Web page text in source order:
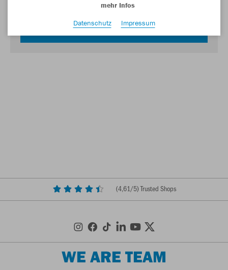
JETZT EINLOGGEN
(4,61/5) Trusted Shops
WE ARE TEAM
mehr Infos
Datenschutz
Impressum